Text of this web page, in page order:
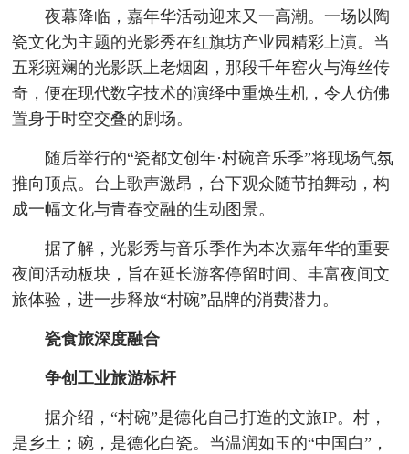
夜幕降临，嘉年华活动迎来又一高潮。一场以陶
瓷文化为主题的光影秀在红旗坊产业园精彩上演。当
五彩斑斓的光影跃上老烟囱，那段千年窑火与海丝传
奇，便在现代数字技术的演绎中重焕生机，令人仿佛
置身于时空交叠的剧场。
随后举行的“瓷都文创年·村碗音乐季”将现场气氛
推向顶点。台上歌声激昂，台下观众随节拍舞动，构
成一幅文化与青春交融的生动图景。
据了解，光影秀与音乐季作为本次嘉年华的重要
夜间活动板块，旨在延长游客停留时间、丰富夜间文
旅体验，进一步释放“村碗”品牌的消费潜力。
瓷食旅深度融合
争创工业旅游标杆
据介绍，“村碗”是德化自己打造的文旅IP。村，
是乡土；碗，是德化白瓷。当温润如玉的“中国白”，